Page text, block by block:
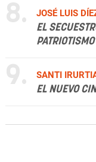
8.
JOSÉ LUIS
EL
PATRIOTISMO
9.
SANTI
EL NUEVO